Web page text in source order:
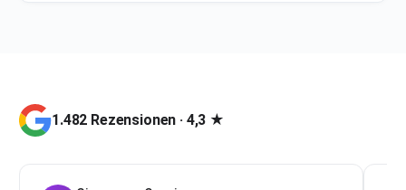
1.482 Rezensionen · 4,3 ★